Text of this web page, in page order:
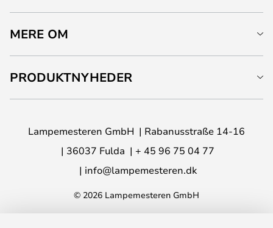
MERE OM
PRODUKTNYHEDER
Lampemesteren GmbH
Rabanusstraße 14-16
36037 Fulda
+ 45 96 75 04 77
info@lampemesteren.dk
© 2026 Lampemesteren GmbH